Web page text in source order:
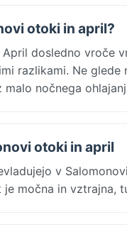
otoki in april?
dosledno vroče
razlikami. Ne
nočnega
otoki in april
v
močna in vztrajna,